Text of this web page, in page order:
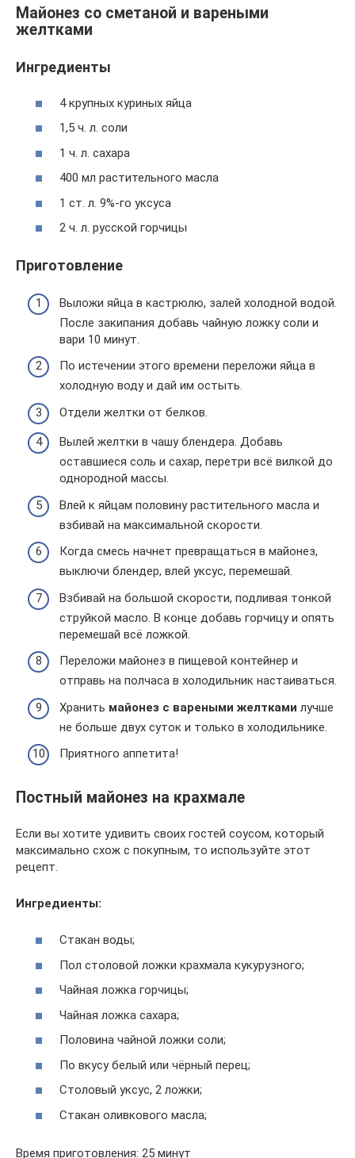
Майонез со сметаной и вареными
желтками
Ингредиенты
4 крупных куриных яйца
1,5 ч. л. соли
1 ч. л. сахара
400 мл растительного масла
1 ст. л. 9%-го уксуса
2 ч. л. русской горчицы
Приготовление
Выложи яйца в кастрюлю, залей холодной водой.
После закипания добавь чайную ложку соли и
вари 10 минут.
По истечении этого времени переложи яйца в
холодную воду и дай им остыть.
Отдели желтки от белков.
Вылей желтки в чашу блендера. Добавь
оставшиеся соль и сахар, перетри всё вилкой до
однородной массы.
Влей к яйцам половину растительного масла и
взбивай на максимальной скорости.
Когда смесь начнет превращаться в майонез,
выключи блендер, влей уксус, перемешай.
Взбивай на большой скорости, подливая тонкой
струйкой масло. В конце добавь горчицу и опять
перемешай всё ложкой.
Переложи майонез в пищевой контейнер и
отправь на полчаса в холодильник настаиваться.
Хранить майонез с вареными желтками лучше
не больше двух суток и только в холодильнике.
Приятного аппетита!
Постный майонез на крахмале
Если вы хотите удивить своих гостей соусом, который
максимально схож с покупным, то используйте этот
рецепт.
Ингредиенты:
Стакан воды;
Пол столовой ложки крахмала кукурузного;
Чайная ложка горчицы;
Чайная ложка сахара;
Половина чайной ложки соли;
По вкусу белый или чёрный перец;
Столовый уксус, 2 ложки;
Стакан оливкового масла;
Время приготовления: 25 минут